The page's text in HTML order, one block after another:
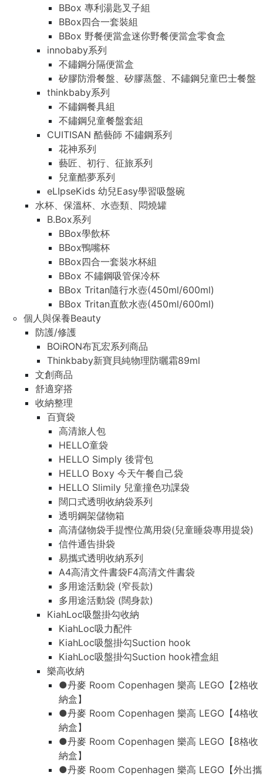
BBox 專利湯匙叉子組
BBox四合一套裝組
BBox 野餐便當盒迷你野餐便當盒零食盒
innobaby系列
不鏽鋼分隔便當盒
矽膠防滑餐盤、矽膠蒸盤、不鏽鋼兒童巴士餐盤
thinkbaby系列
不鏽鋼餐具組
不鏽鋼兒童餐盤套組
CUITISAN 酷藝師 不鏽鋼系列
花神系列
藝匠、初行、征旅系列
兒童酷夢系列
eLIpseKids 幼兒Easy學習吸盤碗
水杯、保溫杯、水壺類、悶燒罐
B.Box系列
BBox學飲杯
BBox鴨嘴杯
BBox四合一套裝水杯組
BBox 不鏽鋼吸管保冷杯
BBox Tritan隨行水壺(450ml/600ml)
BBox Tritan直飲水壺(450ml/600ml)
個人與保養Beauty
防護/修護
BOiRON布瓦宏系列商品
Thinkbaby新寶貝純物理防曬霜89ml
文創商品
舒適穿搭
收納整理
百寶袋
高清旅人包
HELLO童袋
HELLO Simply 後背包
HELLO Boxy 今天午餐自己袋
HELLO Slimily 兒童撞色功課袋
闊口式透明收納袋系列
透明鋼架儲物箱
高清儲物袋手提慳位萬用袋(兒童睡袋專用提袋)
信件通告掛袋
易攜式透明收納系列
A4高清文件書袋F4高清文件書袋
多用途活動袋 (窄長款)
多用途活動袋 (闊身款)
KiahLoc吸盤掛勾收納
KiahLoc吸力配件
KiahLoc吸盤掛勾Suction hook
KiahLoc吸盤掛勾Suction hook禮盒組
樂高收納
●丹麥 Room Copenhagen 樂高 LEGO【2格收
納盒】
●丹麥 Room Copenhagen 樂高 LEGO【4格收
納盒】
●丹麥 Room Copenhagen 樂高 LEGO【8格收
納盒】
●丹麥 Room Copenhagen 樂高 LEGO【外出攜